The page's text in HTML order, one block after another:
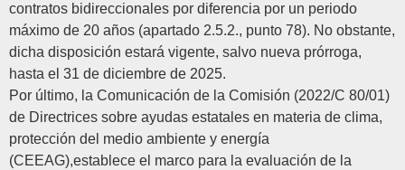
contratos bidireccionales por diferencia por un periodo
máximo de 20 años (apartado 2.5.2., punto 78). No obstante,
dicha disposición estará vigente, salvo nueva prórroga,
hasta el 31 de diciembre de 2025.
Por último, la Comunicación de la Comisión (2022/C 80/01)
de Directrices sobre ayudas estatales en materia de clima,
protección del medio ambiente y energía
(CEEAG),establece el marco para la evaluación de la